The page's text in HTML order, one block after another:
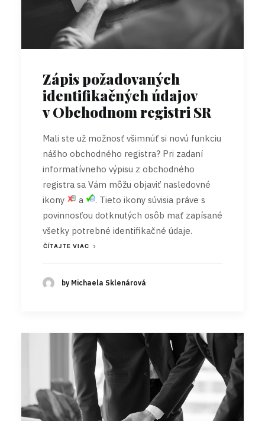
Zápis požadovaných
identifikačných údajov
v Obchodnom registri SR
Mali ste už možnosť všimnúť si novú funkciu
nášho obchodného registra? Pri zadaní
informatívneho výpisu z obchodného
registra sa Vám môžu objaviť nasledovné
ikony
a
. Tieto ikony súvisia práve s
povinnosťou dotknutých osôb mať zapísané
všetky potrebné identifikačné údaje.
ČÍTAJTE VIAC
by Michaela Sklenárová